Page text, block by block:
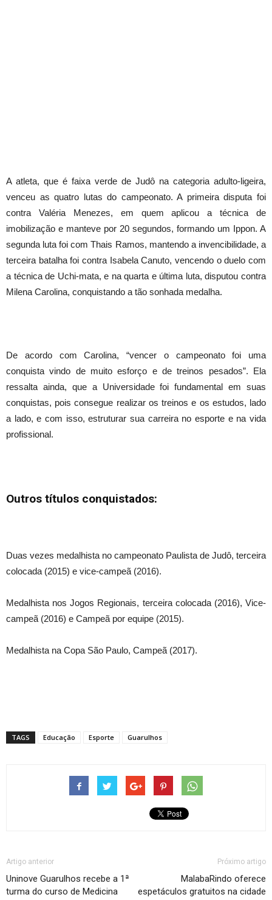
A atleta, que é faixa verde de Judô na categoria adulto-ligeira,
venceu as quatro lutas do campeonato. A primeira disputa foi
contra Valéria Menezes, em quem aplicou a técnica de
imobilização e manteve por 20 segundos, formando um Ippon. A
segunda luta foi com Thais Ramos, mantendo a invencibilidade, a
terceira batalha foi contra Isabela Canuto, vencendo o duelo com
a técnica de Uchi-mata, e na quarta e última luta, disputou contra
Milena Carolina, conquistando a tão sonhada medalha.
De acordo com Carolina, “vencer o campeonato foi uma
conquista vindo de muito esforço e de treinos pesados”. Ela
ressalta ainda, que a Universidade foi fundamental em suas
conquistas, pois consegue realizar os treinos e os estudos, lado
a lado, e com isso, estruturar sua carreira no esporte e na vida
profissional.
Outros títulos conquistados:
Duas vezes medalhista no campeonato Paulista de Judô, terceira
colocada (2015) e vice-campeã (2016).
Medalhista nos Jogos Regionais, terceira colocada (2016), Vice-
campeã (2016) e Campeã por equipe (2015).
Medalhista na Copa São Paulo, Campeã (2017).
TAGS Educação Esporte Guarulhos
Artigo anterior
Uninove Guarulhos recebe a 1ª
turma do curso de Medicina
Próximo artigo
MalabaRindo oferece
espetáculos gratuitos na cidade